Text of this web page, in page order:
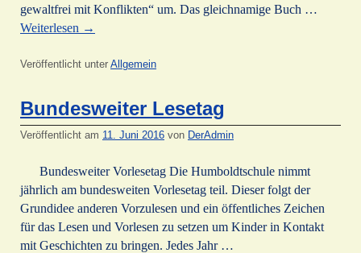
gewaltfrei mit Konflikten“ um. Das gleichnamige Buch …
Weiterlesen →
Veröffentlicht unter Allgemein
Bundesweiter Lesetag
Veröffentlicht am 11. Juni 2016 von DerAdmin
Bundesweiter Vorlesetag Die Humboldtschule nimmt
jährlich am bundesweiten Vorlesetag teil. Dieser folgt der
Grundidee anderen Vorzulesen und ein öffentliches Zeichen
für das Lesen und Vorlesen zu setzen um Kinder in Kontakt
mit Geschichten zu bringen. Jedes Jahr …